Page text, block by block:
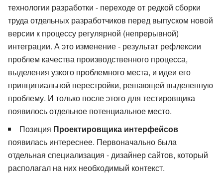
технологии разработки - переходе от редкой сборки
труда отдельных разработчиков перед выпуском новой
версии к процессу регулярной (непрерывной)
интеграции. А это изменение - результат рефлексии
проблем качества производственного процесса,
выделения узкого проблемного места, и идеи его
принципиальной перестройки, решающей выделенную
проблему. И только после этого для тестировщика
появилось отдельное потенциальное место.
Позиция Проектировщика интерфейсов
появилась интереснее. Первоначально была
отдельная специализация - дизайнер сайтов, который
располагал на них необходимый контекст.